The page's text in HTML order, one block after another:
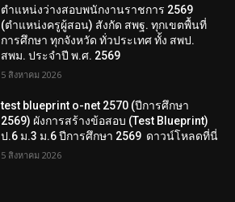
ตำแหน่งว่างสอบพนักงานราชการ 2569
(ตำแหน่งครูผู้สอน) สังกัด สพฐ. ทุกเขตพื้นที่
การศึกษา ทุกจังหวัด ทั่วประเทศ ทั้ง สพป.
สพม. ประจำปี พ.ศ. 2569
5 สิงหาคม 2026
test blueprint o-net 2570 (ปีการศึกษา
2569) ผังการสร้างข้อสอบ (Test Blueprint)
ป.6 ม.3 ม.6 ปีการศึกษา 2569 ดาวน์โหลดที่นี่
5 สิงหาคม 2026